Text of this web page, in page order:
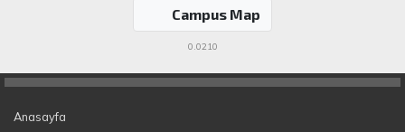
Campus Map
0.0210
Anasayfa